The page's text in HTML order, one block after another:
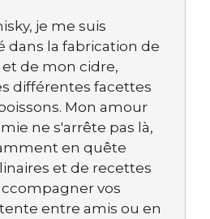
je me suis
dans la fabrication de
de mon cidre,
différentes facettes
Mon amour
ne s'arrête pas là,
en quête
et de recettes
vos
entre amis ou en